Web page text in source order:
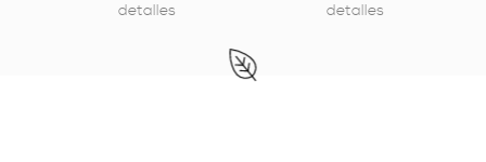
detalles detalles